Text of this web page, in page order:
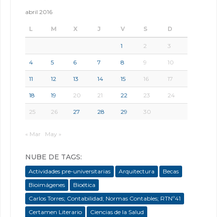
abril 2016
L M X J V S D
1 2 3
4 5 6 7 8 9 10
11 12 13 14 15 16 17
18 19 20 21 22 23 24
25 26 27 28 29 30
« Mar May »
NUBE DE TAGS:
Actividades pre-universitarias Arquitectura
Becas
Bioimágenes
Bioética
Carlos Torres; Contabilidad; Normas Contables; RTNº41
Certamen Literario
Ciencias de la Salud